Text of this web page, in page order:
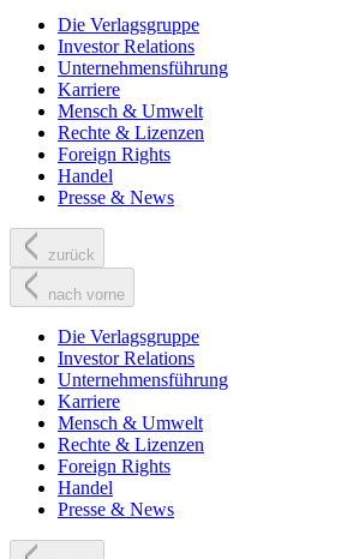
Die Verlagsgruppe
Investor Relations
Unternehmensführung
Karriere
Mensch & Umwelt
Rechte & Lizenzen
Foreign Rights
Handel
Presse & News
zurück
nach vorne
Die Verlagsgruppe
Investor Relations
Unternehmensführung
Karriere
Mensch & Umwelt
Rechte & Lizenzen
Foreign Rights
Handel
Presse & News